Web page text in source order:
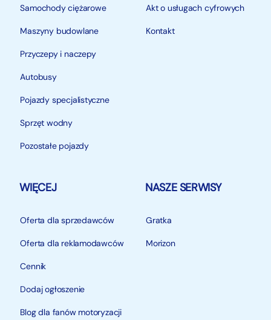
Samochody ciężarowe
Maszyny budowlane
Przyczepy i naczepy
Autobusy
Pojazdy specjalistyczne
Sprzęt wodny
Pozostałe pojazdy
Akt o usługach cyfrowych
Kontakt
WIĘCEJ
Oferta dla sprzedawców
Oferta dla reklamodawców
Cennik
Dodaj ogłoszenie
Blog dla fanów motoryzacji
NASZE SERWISY
Gratka
Morizon